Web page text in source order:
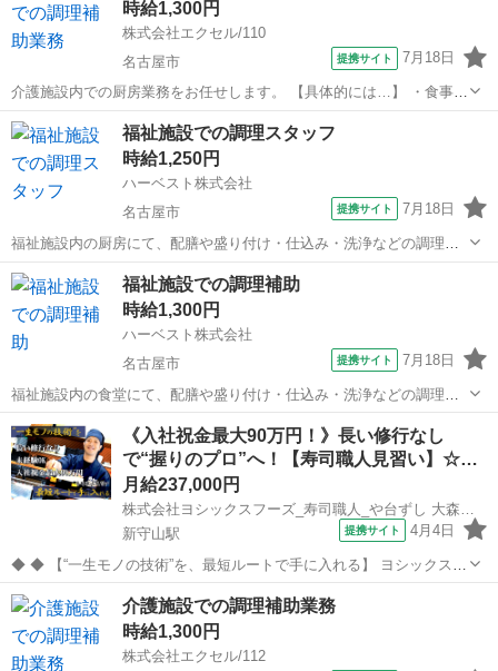
蒸す、揚げる、レトルト...
時給1,300円
株式会社エクセル/110
名古屋市
提携サイト 7月18日
介護施設内での厨房業務をお任せします。 【具体的には…】 ・食事の
盛り付け ・野菜などの簡単な仕込み ・調理場の清掃 ※※難しい調理
はありません！ 未経験の方も安心してスタートできます！ 派遣社員
健康保険/厚生年金/...
愛知 名古屋市 その他
福祉施設での調理スタッフ
時給1,250円
ハーベスト株式会社
名古屋市
提携サイト 7月18日
福祉施設内の厨房にて、配膳や盛り付け・仕込み・洗浄などの調理業
務をお願いします。 ご利用になる多くの方に温かい食事を素早く提供
できるよう、工夫を凝らした業務をお願いします。 未経験からでもチ
ャレンジ可能です。 料理が好き、食...
愛知 名古屋市 その他
福祉施設での調理補助
時給1,300円
ハーベスト株式会社
名古屋市
提携サイト 7月18日
福祉施設内の食堂にて、配膳や盛り付け・仕込み・洗浄などの調理補
助業務をお願いします。 ご利用になる多くの方に温かい食事を素早く
提供できるよう、工夫を凝らした業務をお願いします。 未経験からで
もチャレンジ可能です。 料理が好き...
愛知 名古屋市 その他
《入社祝金最大90万円！》長い修行なし
で“握りのプロ”へ！【寿司職人見習い】☆…
月給237,000円
株式会社ヨシックスフーズ_寿司職人_や台ずし 大森金城学院前駅町(正社員)
新守山駅
提携サイト 4月4日
◆ ◆ 【“一生モノの技術”を、最短ルートで手に入れる】 ヨシックスフ
ーズが運営する寿司居酒屋「や台ずし」では、 鮮魚の一部を加工済み
の状態で仕入れることで仕込みの負担を大幅に削減しています。 入社
後は余計な工程に時間...
愛知 名古屋市 新守山駅 その他
介護施設での調理補助業務
時給1,300円
株式会社エクセル/112